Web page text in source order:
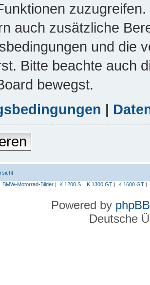
auch zusätzliche
und die
Bitte beachte auch
bewegst.
|
BMW-Motorrad-Bilder| K 1200 S| K 1300 GT| K 1600 GT|
Powered by phpBB
Deutsche